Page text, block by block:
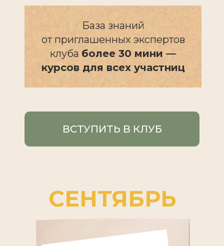
ВСТУПИТЬ В КЛУБ
База знаний
от приглашенных экспертов
клуба более 30 мини —
курсов для всех участниц
СЕНТЯБРЬ